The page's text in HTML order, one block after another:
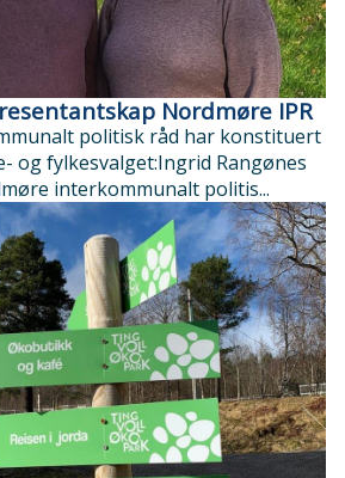
Nordmøre IPR
politisk råd har konstituert
og fylkesvalget:Ingrid Rangønes
interkommunalt politis...